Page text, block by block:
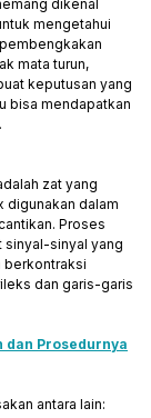
dikenal
mengetahui
mata turun,
keputusan yang
bisa mendapatkan
zat yang
digunakan dalam
Proses
sinyal-sinyal yang
berkontraksi
dan garis-garis
dan Prosedurnya
antara lain: